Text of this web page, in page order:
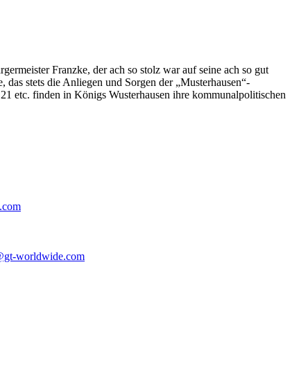
Franzke, der ach so stolz war auf seine ach so gut
stets die Anliegen und Sorgen der „Musterhausen“-
etc. finden in Königs Wusterhausen ihre kommunalpolitischen
worldwide.com